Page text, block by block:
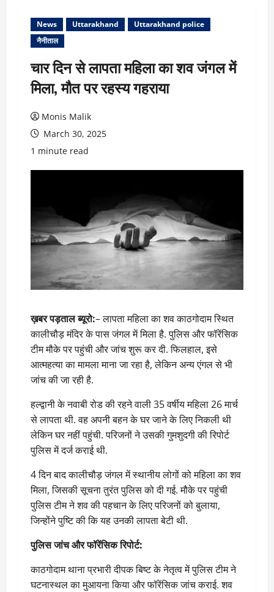
News Uttarakhand
Uttarakhand police
नैनीताल
चार दिन से लापता महिला का शव जंगल में
मिला, मौत पर रहस्य गहराया
Monis Malik
March 30, 2025
1 minute read
ख़बर पड़ताल ब्यूरो:– लापता महिला का शव काठगोदाम स्थित
कालीचौड़ मंदिर के पास जंगल में मिला है. पुलिस और फॉरेंसिक
टीम मौके पर पहुंची और जांच शुरू कर दी. फिलहाल, इसे
आत्महत्या का मामला माना जा रहा है, लेकिन अन्य एंगल से भी
जांच की जा रही है.
हल्द्वानी के नवाबी रोड की रहने वाली 35 वर्षीय महिला 26 मार्च
से लापता थी. वह अपनी बहन के घर जाने के लिए निकली थी
लेकिन घर नहीं पहुंची. परिजनों ने उसकी गुमशुदगी की रिपोर्ट
पुलिस में दर्ज कराई थी.
4 दिन बाद कालीचौड़ जंगल में स्थानीय लोगों को महिला का शव
मिला, जिसकी सूचना तुरंत पुलिस को दी गई. मौके पर पहुंची
पुलिस टीम ने शव की पहचान के लिए परिजनों को बुलाया,
जिन्होंने पुष्टि की कि यह उनकी लापता बेटी थी.
पुलिस जांच और फॉरेंसिक रिपोर्ट:
काठगोदाम थाना प्रभारी दीपक बिष्ट के नेतृत्व में पुलिस टीम ने
घटनास्थल का मुआयना किया और फॉरेंसिक जांच कराई. शव